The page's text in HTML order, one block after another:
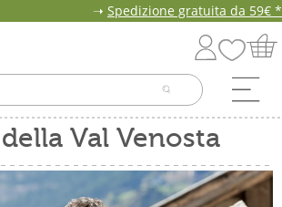
➝ Spedizione gratuita da 59€ *
Val Venosta